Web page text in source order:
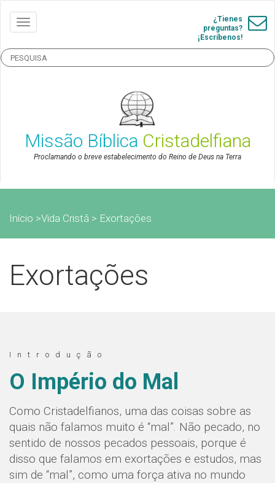
¿Tienes
preguntas?
¡Escríbenos!
Missão Bíblica Cristadelfiana
Proclamando o breve estabelecimento do Reino de Deus na Terra
Início >Vida Cristã > Exortações
Exortações
Introdução
O Império do Mal
Como Cristadelfianos, uma das coisas sobre as
quais não falamos muito é “mal”. Não pecado, no
sentido de nossos pecados pessoais, porque é
disso que falamos em exortações e estudos, mas
sim de “mal”, como uma força ativa no mundo